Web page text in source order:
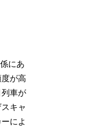
にあ
が高
車が
キャ
によ